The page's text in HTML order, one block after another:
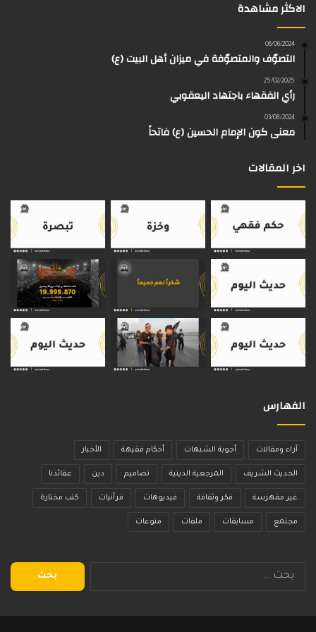
ب
م
الاكثر مشاهدة
06/06/2024
التصوّف والمتصوّفة في ميزان أهل البيت (ع)
25/02/2025
رأي الفقهاء باجتهاد اليعقوبي
03/08/2024
معنى كون الإمام الحسين (ع) فاتحاً
اخر المقالات
الفهارس
آراء ومقالات أجوبة الشبهات أحكام فقيهة الأخبار
الحديث الشريف المرجعية الدينية تصاميم دين عقائدنا
غير مفهرسة فكر وثقافة فيديوهات قرآنيات كتب مختارة
مجتمع مسابقات ملفات منوعات
البحث